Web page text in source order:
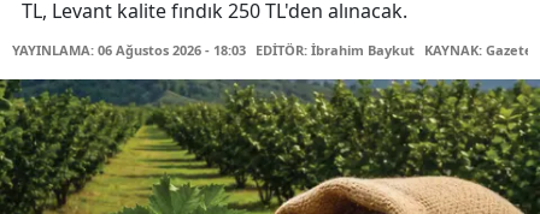
TL, Levant kalite fındık 250 TL'den alınacak.
YAYINLAMA: 06 Ağustos 2026 - 18:03 EDİTÖR: İbrahim Baykut KAYNAK: